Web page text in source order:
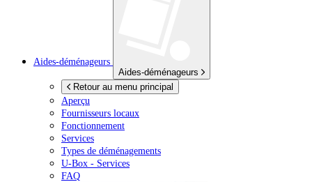
Aides-déménageurs
Aides-déménageurs
Retour au menu principal
Aperçu
Fournisseurs locaux
Fonctionnement
Services
Types de déménagements
U-Box - Services
FAQ